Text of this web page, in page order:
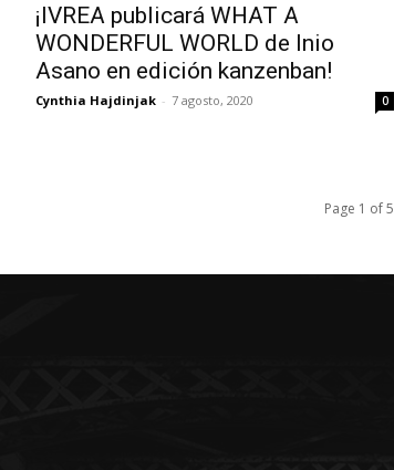
¡IVREA publicará WHAT A
WONDERFUL WORLD de Inio
Asano en edición kanzenban!
Cynthia Hajdinjak - 7 agosto, 2020 0
Page 1 of 5